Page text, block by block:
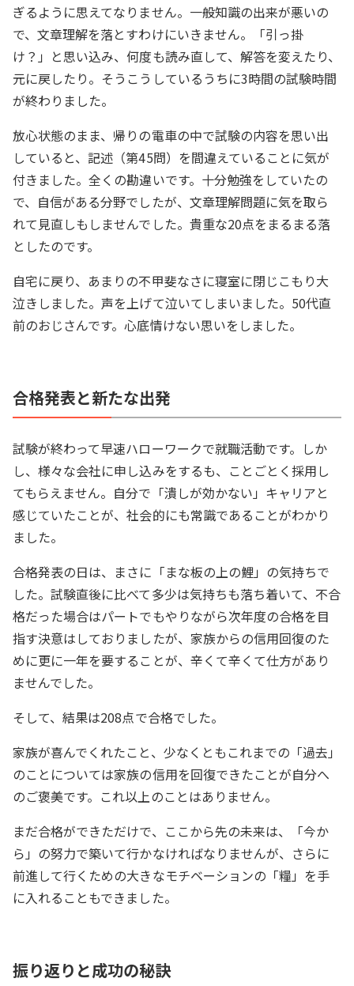
ぎるように思えてなりません。一般知識の出来が悪いの
で、文章理解を落とすわけにいきません。「引っ掛
け？」と思い込み、何度も読み直して、解答を変えたり、
元に戻したり。そうこうしているうちに3時間の試験時間
が終わりました。
放心状態のまま、帰りの電車の中で試験の内容を思い出
していると、記述（第45問）を間違えていることに気が
付きました。全くの勘違いです。十分勉強をしていたの
で、自信がある分野でしたが、文章理解問題に気を取ら
れて見直しもしませんでした。貴重な20点をまるまる落
としたのです。
自宅に戻り、あまりの不甲斐なさに寝室に閉じこもり大
泣きしました。声を上げて泣いてしまいました。50代直
前のおじさんです。心底情けない思いをしました。
合格発表と新たな出発
試験が終わって早速ハローワークで就職活動です。しか
し、様々な会社に申し込みをするも、ことごとく採用し
てもらえません。自分で「潰しが効かない」キャリアと
感じていたことが、社会的にも常識であることがわかり
ました。
合格発表の日は、まさに「まな板の上の鯉」の気持ちで
した。試験直後に比べて多少は気持ちも落ち着いて、不合
格だった場合はパートでもやりながら次年度の合格を目
指す決意はしておりましたが、家族からの信用回復のた
めに更に一年を要することが、辛くて辛くて仕方があり
ませんでした。
そして、結果は208点で合格でした。
家族が喜んでくれたこと、少なくともこれまでの「過去」
のことについては家族の信用を回復できたことが自分へ
のご褒美です。これ以上のことはありません。
まだ合格ができただけで、ここから先の未来は、「今か
ら」の努力で築いて行かなければなりませんが、さらに
前進して行くための大きなモチベーションの「糧」を手
に入れることもできました。
振り返りと成功の秘訣